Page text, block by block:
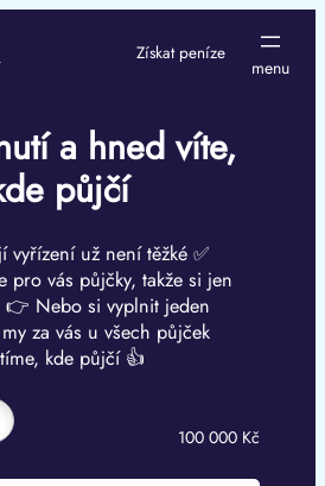
Získat peníze
a hned víte,
půjčí
vyřízení už není těžké ✅
pro vás půjčky, takže si jen
👉 Nebo si vyplnit jeden
za vás u všech půjček
kde půjčí 👍
100 000 Kč